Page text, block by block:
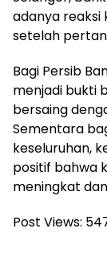
adanya
setelah
Bagi Persib
menjadi bukti
bersaing
Sementara
keseluruhan,
positif bahwa
meningkat
Post Views: